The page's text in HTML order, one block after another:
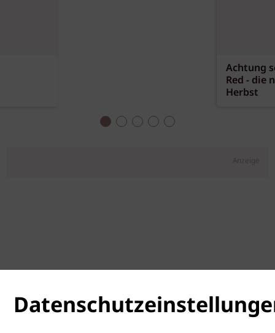
Achtung
Red - die
Herbst
Anzeige